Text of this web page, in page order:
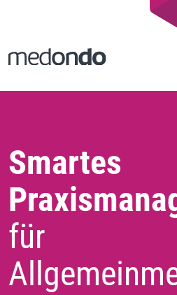
Smartes
für